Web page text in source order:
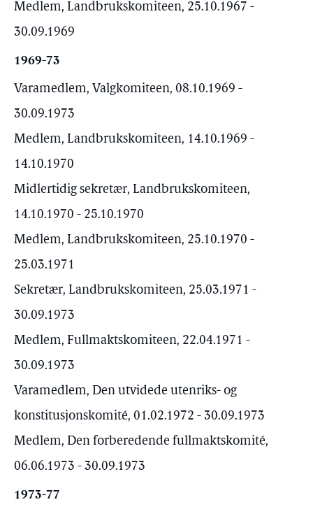
Medlem, Landbrukskomiteen, 25.10.1967 -
30.09.1969
1969-73
Varamedlem, Valgkomiteen, 08.10.1969 -
30.09.1973
Medlem, Landbrukskomiteen, 14.10.1969 -
14.10.1970
Midlertidig sekretær, Landbrukskomiteen,
14.10.1970 - 25.10.1970
Medlem, Landbrukskomiteen, 25.10.1970 -
25.03.1971
Sekretær, Landbrukskomiteen, 25.03.1971 -
30.09.1973
Medlem, Fullmaktskomiteen, 22.04.1971 -
30.09.1973
Varamedlem, Den utvidede utenriks- og
konstitusjonskomité, 01.02.1972 - 30.09.1973
Medlem, Den forberedende fullmaktskomité,
06.06.1973 - 30.09.1973
1973-77